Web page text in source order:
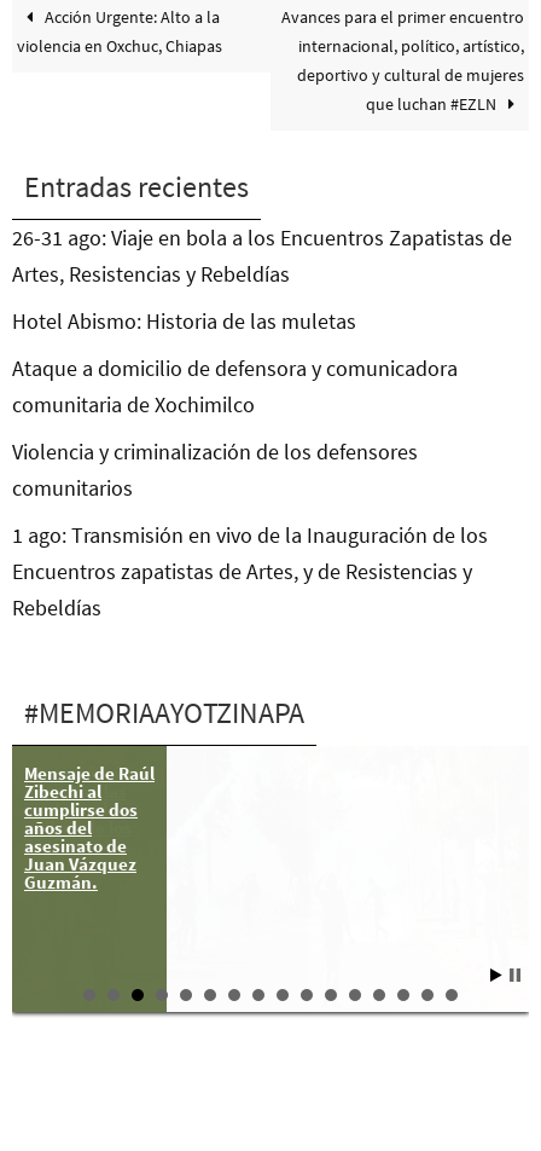
Acción Urgente: Alto a la
violencia en Oxchuc, Chiapas
Avances para el primer encuentro
internacional, político, artístico,
deportivo y cultural de mujeres
que luchan #EZLN
Entradas recientes
26-31 ago: Viaje en bola a los Encuentros Zapatistas de
Artes, Resistencias y Rebeldías
Hotel Abismo: Historia de las muletas
Ataque a domicilio de defensora y comunicadora
comunitaria de Xochimilco
Violencia y criminalización de los defensores
comunitarios
1 ago: Transmisión en vivo de la Inauguración de los
Encuentros zapatistas de Artes, y de Resistencias y
Rebeldías
#MEMORIAAYOTZINAPA
Mensaje de Raúl
Zibechi al
cumplirse dos
años del
asesinato de
Juan Vázquez
Guzmán.
¿Por qué no les
importan las
madres y los
padres de los
43?